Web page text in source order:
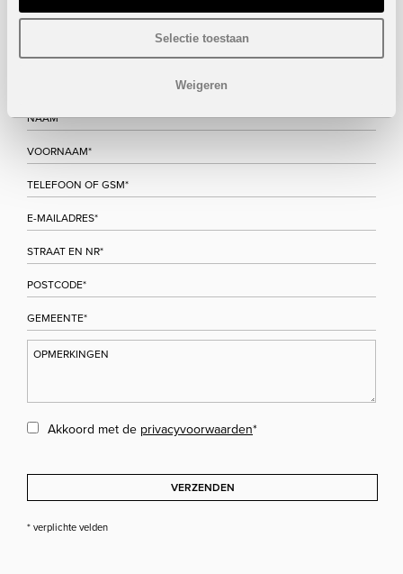
Selectie toestaan
Weigeren
hoogte.
Akkoord met de privacyvoorwaarden*
VERZENDEN
* verplichte velden